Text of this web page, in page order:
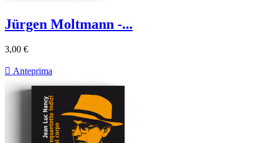
Jürgen Moltmann -...
3,00 €
 Anteprima